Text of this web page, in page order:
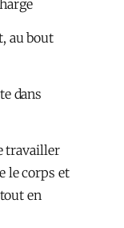
au bout
dans
travailler
le corps et
en